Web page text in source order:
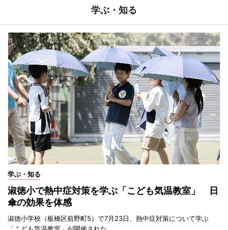
学ぶ・知る
学ぶ・知る
淑徳小で熱中症対策を学ぶ「こども気温教室」 日
傘の効果を体感
淑徳小学校（板橋区前野町5）で7月23日、熱中症対策について学ぶ